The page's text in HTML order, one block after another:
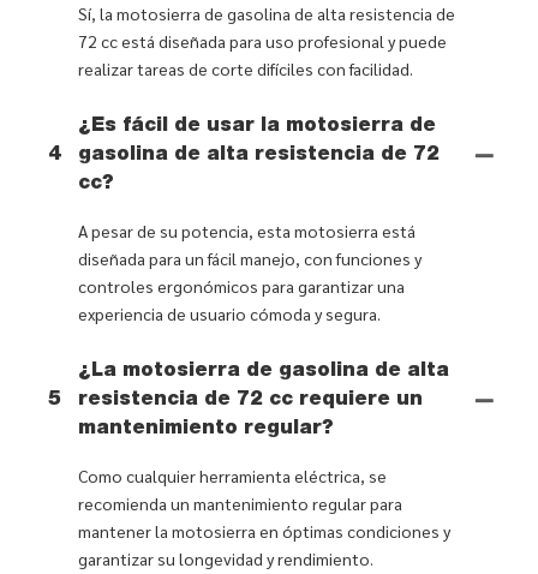
Sí, la motosierra de gasolina de alta resistencia de
72 cc está diseñada para uso profesional y puede
realizar tareas de corte difíciles con facilidad.
4
¿Es fácil de usar la motosierra de
gasolina de alta resistencia de 72
cc?
A pesar de su potencia, esta motosierra está
diseñada para un fácil manejo, con funciones y
controles ergonómicos para garantizar una
experiencia de usuario cómoda y segura.
5
¿La motosierra de gasolina de alta
resistencia de 72 cc requiere un
mantenimiento regular?
Como cualquier herramienta eléctrica, se
recomienda un mantenimiento regular para
mantener la motosierra en óptimas condiciones y
garantizar su longevidad y rendimiento.